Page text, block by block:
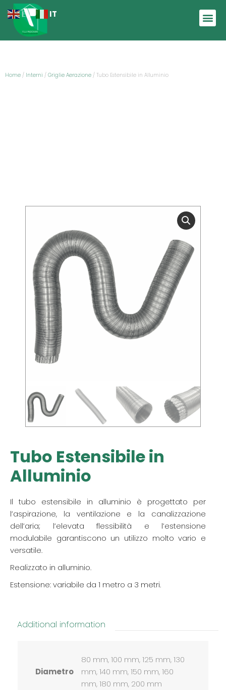
Home / Interni / Griglie Aerazione / Tubo Estensibile in Alluminio
Tubo Estensibile in
Alluminio
Il tubo estensibile in alluminio è progettato per
l’aspirazione, la ventilazione e la canalizzazione
dell’aria; l’elevata flessibilità e l’estensione
modulabile garantiscono un utilizzo molto vario e
versatile.
Realizzato in alluminio.
Estensione: variabile da 1 metro a 3 metri.
Additional information
Diametro
80 mm, 100 mm, 125 mm, 130
mm, 140 mm, 150 mm, 160
mm, 180 mm, 200 mm
EN IT